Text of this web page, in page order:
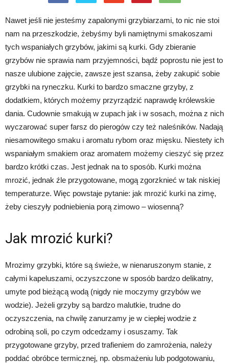
Nawet jeśli nie jesteśmy zapalonymi grzybiarzami, to nic nie stoi
nam na przeszkodzie, żebyśmy byli namiętnymi smakoszami
tych wspaniałych grzybów, jakimi są kurki. Gdy zbieranie
grzybów nie sprawia nam przyjemności, bądź poprostu nie jest to
nasze ulubione zajęcie, zawsze jest szansa, żeby zakupić sobie
grzybki na ryneczku. Kurki to bardzo smaczne grzyby, z
dodatkiem, których możemy przyrządzić naprawdę królewskie
dania. Cudownie smakują w zupach jak i w sosach, można z nich
wyczarować super farsz do pierogów czy też naleśników. Nadają
niesamowitego smaku i aromatu rybom oraz mięsku. Niestety ich
wspaniałym smakiem oraz aromatem możemy cieszyć się przez
bardzo krótki czas. Jest jednak na to sposób. Kurki można
mrozić, jednak źle przygotowane, mogą zgorzknieć w tak niskiej
temperaturze. Więc powstaje pytanie: jak mrozić kurki na zimę,
żeby cieszyły podniebienia porą zimowo – wiosenną?
Jak mrozić kurki?
Mrozimy grzybki, które są świeże, w nienaruszonym stanie, z
całymi kapeluszami, oczyszczone w sposób bardzo delikatny,
umyte pod bieżącą wodą (nigdy nie moczymy grzybów we
wodzie). Jeżeli grzyby są bardzo malutkie, trudne do
oczyszczenia, na chwilę zanurzamy je w ciepłej wodzie z
odrobiną soli, po czym odcedzamy i osuszamy. Tak
przygotowane grzyby, przed trafieniem do zamrożenia, należy
poddać obróbce termicznej, np. obsmażeniu lub podgotowaniu,